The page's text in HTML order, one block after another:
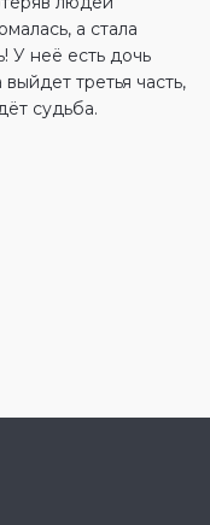
а стала
У неё есть дочь
третья часть,
судьба.